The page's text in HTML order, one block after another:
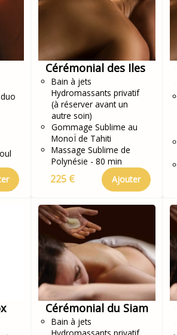
20
Cérémonial des Iles
Bain à jets
Hydromassants privatif
(à réserver avant un
autre soin)
Gommage Sublime au
MonoÏ de Tahiti
Massage Sublime de
Polynésie - 80 min
225 € Ajouter
Cérémonial du Siam
Bain à jets